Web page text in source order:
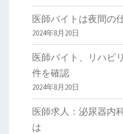
医師バイトは夜間の
2024年8月20日
医師バイト、リハビ
件を確認
2024年8月20日
医師求人：泌尿器内
は